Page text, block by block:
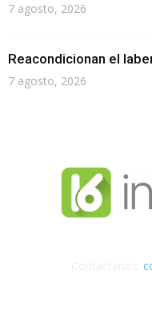
7 agosto, 2026
Reacondicionan el
7 agosto, 2026